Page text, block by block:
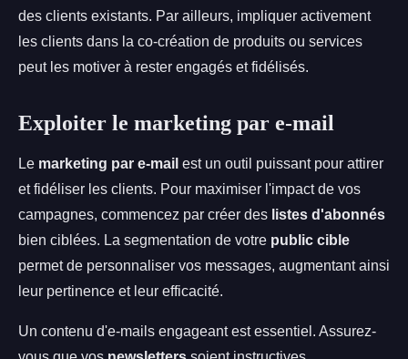
des clients existants. Par ailleurs, impliquer activement
les clients dans la co-création de produits ou services
peut les motiver à rester engagés et fidélisés.
Exploiter le marketing par e-mail
Le marketing par e-mail est un outil puissant pour attirer
et fidéliser les clients. Pour maximiser l'impact de vos
campagnes, commencez par créer des listes d'abonnés
bien ciblées. La segmentation de votre public cible
permet de personnaliser vos messages, augmentant ainsi
leur pertinence et leur efficacité.
Un contenu d'e-mails engageant est essentiel. Assurez-